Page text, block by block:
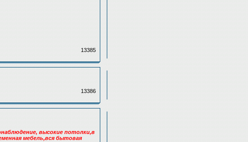
13385
13386
высокие потолки,в
мебель,вся бытовая